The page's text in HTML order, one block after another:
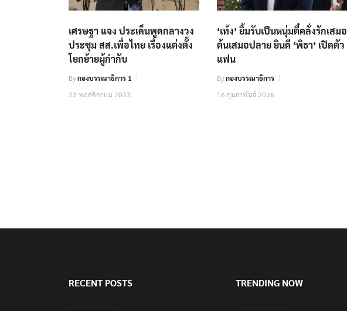
เศรษฐา​ แจง ประเด็นพูดกลางวง
ประชุม สส.เพื่อไทย​ เรื่องแต่งตั้ง
โยกย้ายผู้กำกับ​
Byกองบรรณาธิการ 1
22 พฤศจิกายน 2023
‘เท้ง’ ยิ้มรับเป็นหนุ่มตี๋คลั่งรักเสมอ
ต้นเสมอปลาย ยินดี ‘พิธา’ เปิดตัว
แฟน
Byกองบรรณาธิการ
16 กุมภาพันธ์ 2026
RECENT POSTS TRENDING NOW